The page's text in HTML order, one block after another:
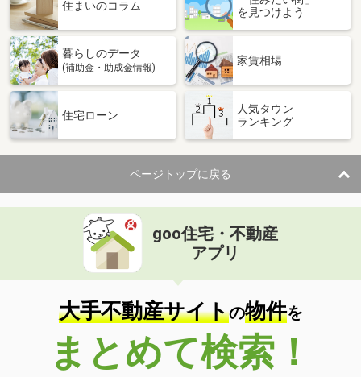
価 格
2,599万円
千葉県千葉市中央区赤井町
建物面積 100.19m²
土地面積
千葉県千葉市中央区赤井町
2,599万円
住 所
千葉県千葉市中央区赤井町
建物面積 100.19m²
土地面積 140m²
千葉県柏市関場町
価 格
4,090万円
住 所
千葉県柏市関場町
建物面積 99.78m²
土地面積
128.07m²
千葉県市川市大洲２丁目
価 格
748万円
住まいのコラム
を見つけよう
暮らしのデータ
(補助金・助成金情報)
家賃相場
住宅ローン
人気タウン
ランキング
ページトップに戻る
goo住宅・不動産
アプリ
大手不動産サイトの物件を
まとめて検索！